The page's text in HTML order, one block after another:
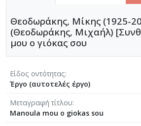
Θεοδωράκης, Μίκης (1925-
(Θεοδωράκης, Μιχαήλ)
μου ο γιόκας σου
Είδος οντότητας
Έργο (αυτοτελές έργο)
Μεταγραφή τίτλου
Manoula mou o giokas sou